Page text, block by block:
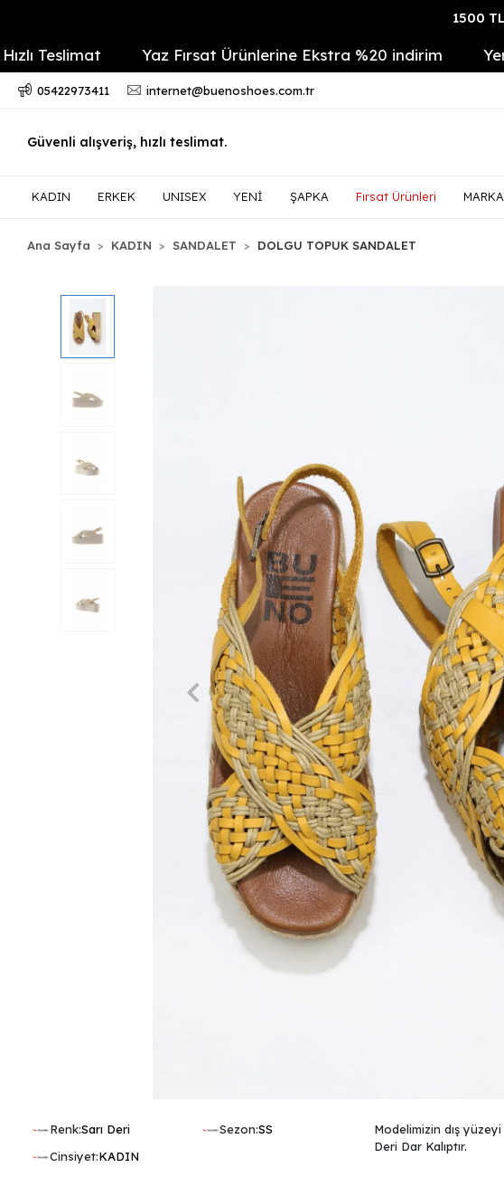
1500
Yaz Fırsat Ürünlerine Ekstra %20 indirim Yeni
05422973411 internet@buenoshoes.com.tr
Güvenli alışveriş, hızlı teslimat.
KADIN ERKEK UNISEX YENİ ŞAPKA Fırsat Ürünleri
Ana Sayfa KADIN SANDALET DOLGU TOPUK SANDALET
Renk:Sarı Deri Sezon:SS
Cinsiyet:KADIN
Modelimizin dış
Deri Dar Kalıptır.